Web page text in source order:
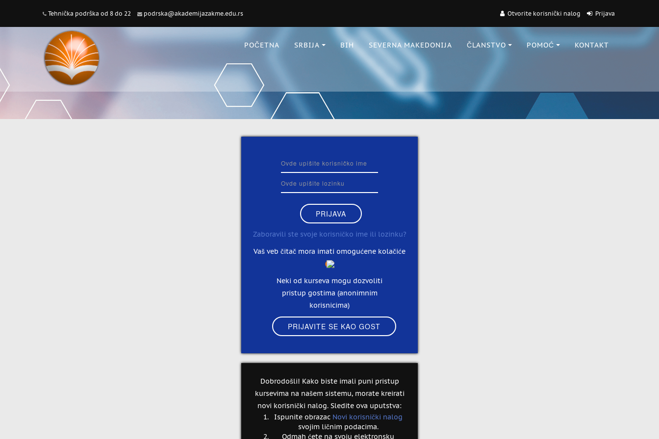
Tehnička podrška od 8 do 22 podrska@akademijazakme.edu.rs Otvorite korisnički nalog Prijava
POČETNA SRBIJA BIH SEVERNA MAKEDONIJA ČLANSTVO POMOĆ KONTAKT
Zaboravili ste svoje korisničko ime ili lozinku?
Vaš veb čitač mora imati omogućene kolačiće
Neki od kurseva mogu dozvoliti
pristup gostima (anonimnim
korisnicima)
Dobrodošli! Kako biste imali puni pristup
kursevima na našem sistemu, morate kreirati
novi korisnički nalog. Sledite ova uputstva:
Ispunite obrazac Novi korisnički nalog
svojim ličnim podacima.
Odmah ćete na svoju elektronsku